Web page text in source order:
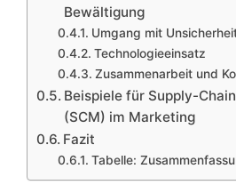
Bewältigung
Umgang mit
Technologieeinsatz
Zusammenarbeit und
Beispiele für Supply-
(SCM) im Marketing
Fazit
Tabelle: